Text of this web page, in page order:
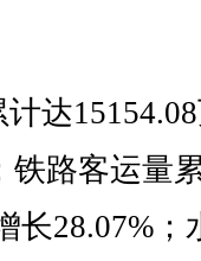
达15154.08
铁路客运量
长28.07%；